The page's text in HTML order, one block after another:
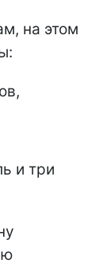
на этом
и три